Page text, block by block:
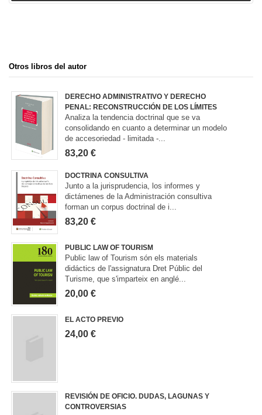
Otros libros del autor
DERECHO ADMINISTRATIVO Y DERECHO
PENAL: RECONSTRUCCIÓN DE LOS LÍMITES
Analiza la tendencia doctrinal que se va
consolidando en cuanto a determinar un modelo
de accesoriedad - limitada -...
83,20 €
DOCTRINA CONSULTIVA
Junto a la jurisprudencia, los informes y
dictámenes de la Administración consultiva
forman un corpus doctrinal de i...
83,20 €
PUBLIC LAW OF TOURISM
Public law of Tourism són els materials
didáctics de l'assignatura Dret Públic del
Turisme, que s'imparteix en anglé...
20,00 €
EL ACTO PREVIO
24,00 €
REVISIÓN DE OFICIO. DUDAS, LAGUNAS Y
CONTROVERSIAS